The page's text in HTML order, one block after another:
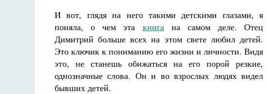
И вот, глядя на него такими детскими глазами, я
поняла, о чем эта книгана самом деле. Отец
Димитрий больше всех на этом свете любил детей.
Это ключик к пониманию его жизни и личности. Видя
это, не станешь обижаться на его порой резкие,
однозначные слова. Он и во взрослых людях видел
бывших детей.